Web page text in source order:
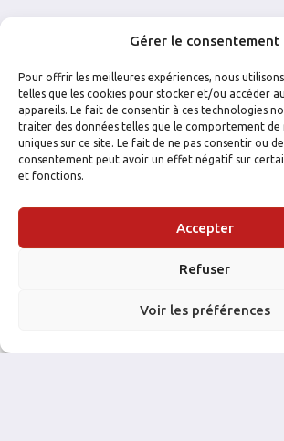
Gérer le consentement
Pour offrir les meilleures expériences, nous
telles que les cookies pour stocker et/ou accéder
appareils. Le fait de consentir à ces technologies
traiter des données telles que le comportement de
uniques sur ce site. Le fait de ne pas consentir ou
consentement peut avoir un effet négatif sur
et fonctions.
Accepter
Refuser
Voir les préférences
INSTAGRAM